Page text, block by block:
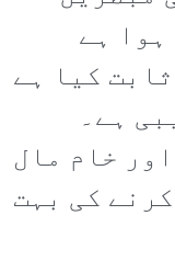
ہے
کیا ہے
ہے۔
خام مال
کی بہت